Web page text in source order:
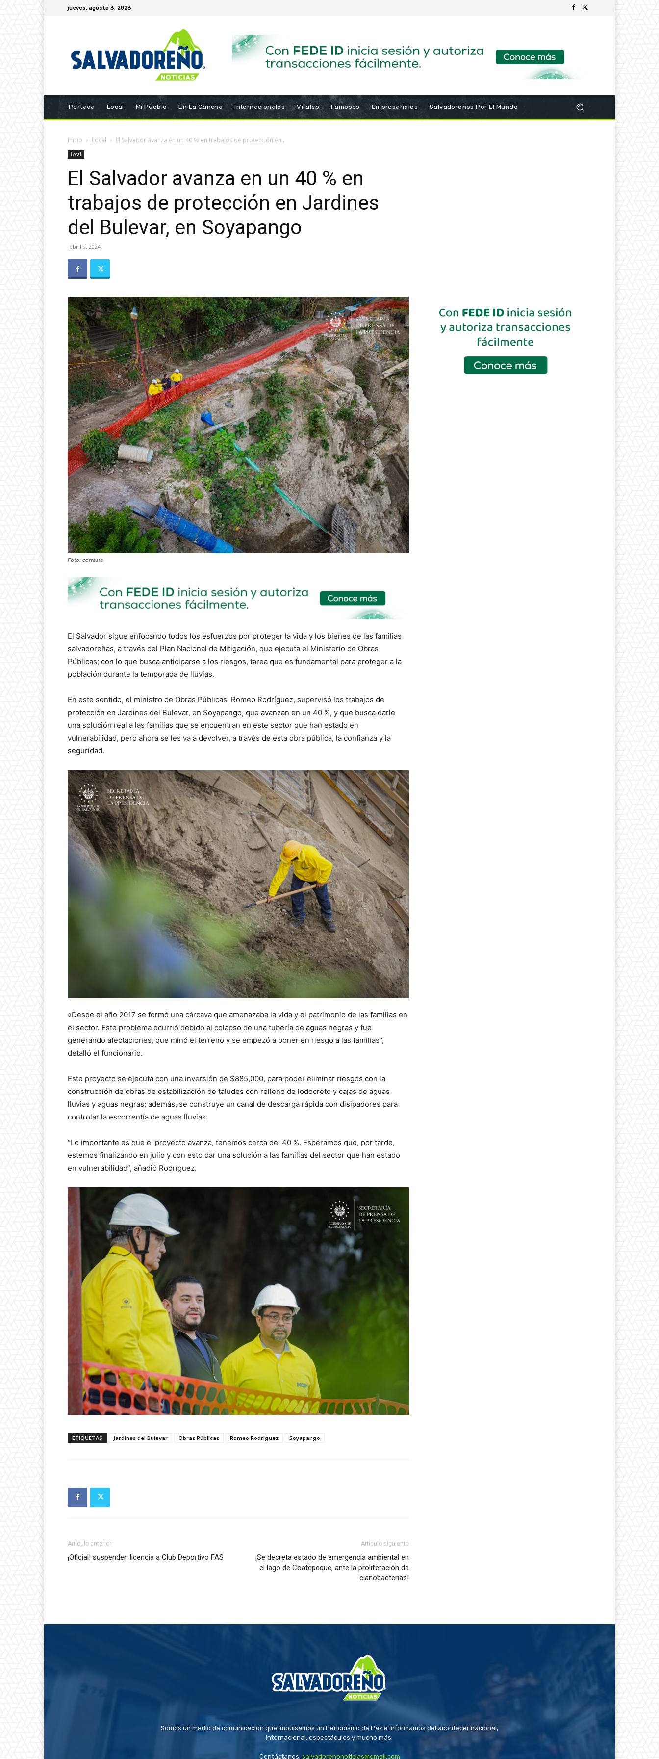
jueves, agosto 6, 2026
Portada Local Mi Pueblo En La Cancha Internacionales Virales Famosos Empresariales Salvadoreños Por El Mundo
Inicio Local El Salvador avanza en un 40 % en trabajos de protección en...
Local
El Salvador avanza en un 40 % en
trabajos de protección en Jardines
del Bulevar, en Soyapango
abril 9, 2024
Foto: cortesía
El Salvador sigue enfocando todos los esfuerzos por proteger la vida y los bienes de las familias
salvadoreñas, a través del Plan Nacional de Mitigación, que ejecuta el Ministerio de Obras
Públicas; con lo que busca anticiparse a los riesgos, tarea que es fundamental para proteger a la
población durante la temporada de lluvias.
En este sentido, el ministro de Obras Públicas, Romeo Rodríguez, supervisó los trabajos de
protección en Jardines del Bulevar, en Soyapango, que avanzan en un 40 %, y que busca darle
una solución real a las familias que se encuentran en este sector que han estado en
vulnerabilidad, pero ahora se les va a devolver, a través de esta obra pública, la confianza y la
seguridad.
«Desde el año 2017 se formó una cárcava que amenazaba la vida y el patrimonio de las familias en
el sector. Este problema ocurrió debido al colapso de una tubería de aguas negras y fue
generando afectaciones, que minó el terreno y se empezó a poner en riesgo a las familias”,
detalló el funcionario.
Este proyecto se ejecuta con una inversión de $885,000, para poder eliminar riesgos con la
construcción de obras de estabilización de taludes con relleno de lodocreto y cajas de aguas
lluvias y aguas negras; además, se construye un canal de descarga rápida con disipadores para
controlar la escorrentía de aguas lluvias.
“Lo importante es que el proyecto avanza, tenemos cerca del 40 %. Esperamos que, por tarde,
estemos finalizando en julio y con esto dar una solución a las familias del sector que han estado
en vulnerabilidad”, añadió Rodríguez.
ETIQUETAS Jardines del Bulevar Obras Públicas Romeo Rodriguez Soyapango
Artículo anterior
¡Oficial! suspenden licencia a Club Deportivo FAS
Artículo siguiente
¡Se decreta estado de emergencia ambiental en
el lago de Coatepeque, ante la proliferación de
cianobacterias!
Somos un medio de comunicación que impulsamos un Periodismo de Paz e informamos del acontecer nacional,
internacional, espectáculos y mucho más.
Contáctanos: salvadorenonoticias@gmail.com